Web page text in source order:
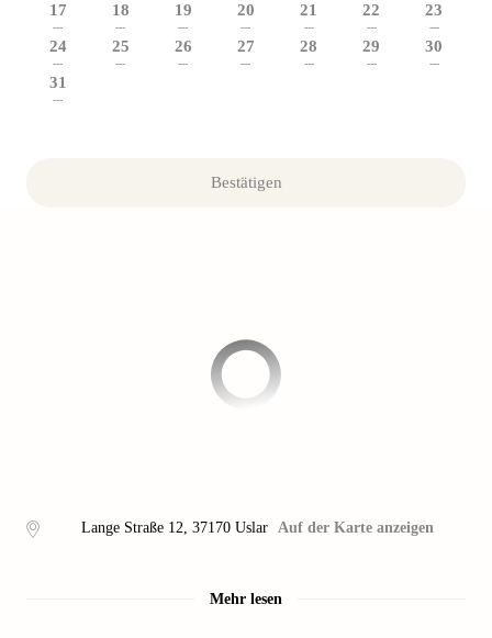
17
---
18
---
19
---
20
---
21
---
22
---
23
---
24
---
25
---
26
---
27
---
28
---
29
---
30
---
31
---
Bestätigen
Lange Straße 12, 37170 Uslar Auf der Karte anzeigen
Mehr lesen